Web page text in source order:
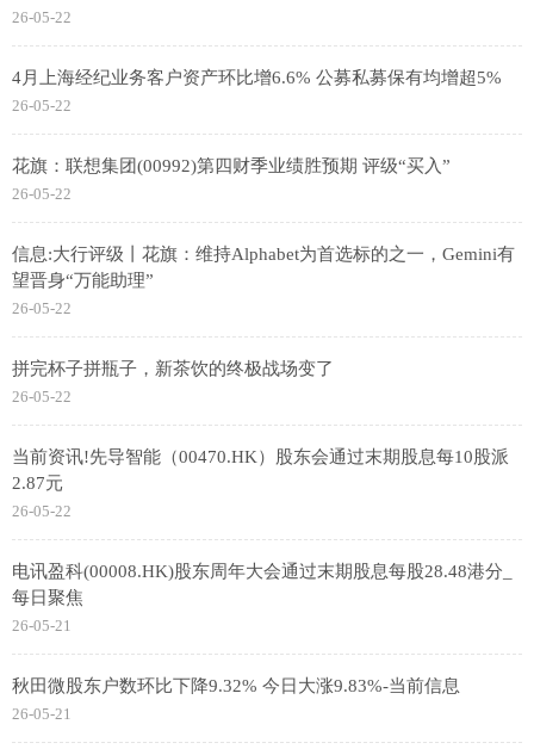
26-05-22
4月上海经纪业务客户资产环比增6.6% 公募私募保有均增超5%
26-05-22
花旗：联想集团(00992)第四财季业绩胜预期 评级“买入”
26-05-22
信息:大行评级丨花旗：维持Alphabet为首选标的之一，Gemini有
望晋身“万能助理”
26-05-22
拼完杯子拼瓶子，新茶饮的终极战场变了
26-05-22
当前资讯!先导智能（00470.HK）股东会通过末期股息每10股派
2.87元
26-05-22
电讯盈科(00008.HK)股东周年大会通过末期股息每股28.48港分_
每日聚焦
26-05-21
秋田微股东户数环比下降9.32% 今日大涨9.83%-当前信息
26-05-21